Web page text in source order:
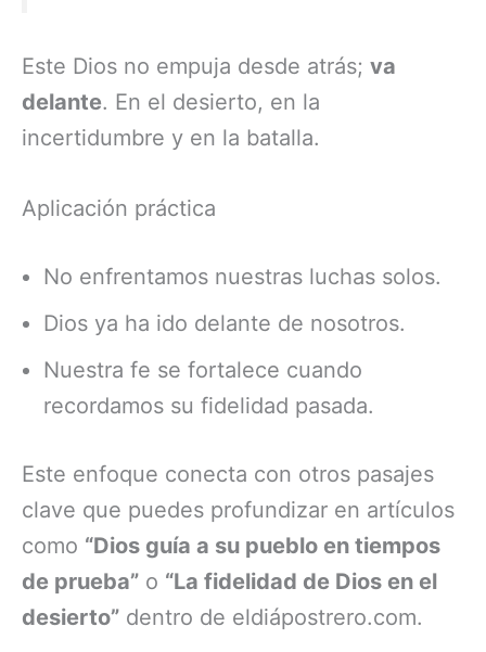
Este Dios no empuja desde atrás; va
delante. En el desierto, en la
incertidumbre y en la batalla.
Aplicación práctica
No enfrentamos nuestras luchas solos.
Dios ya ha ido delante de nosotros.
Nuestra fe se fortalece cuando
recordamos su fidelidad pasada.
Este enfoque conecta con otros pasajes
clave que puedes profundizar en artículos
como “Dios guía a su pueblo en tiempos
de prueba” o “La fidelidad de Dios en el
desierto” dentro de eldiápostrero.com.